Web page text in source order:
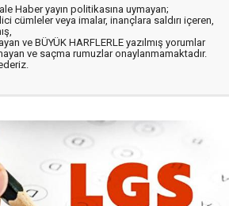
Haber yayın politikasına uymayan;
cümleler veya imalar, inançlara saldırı içeren,
ve BÜYÜK HARFLERLE yazılmış yorumlar
ve saçma rumuzlar onaylanmamaktadır.